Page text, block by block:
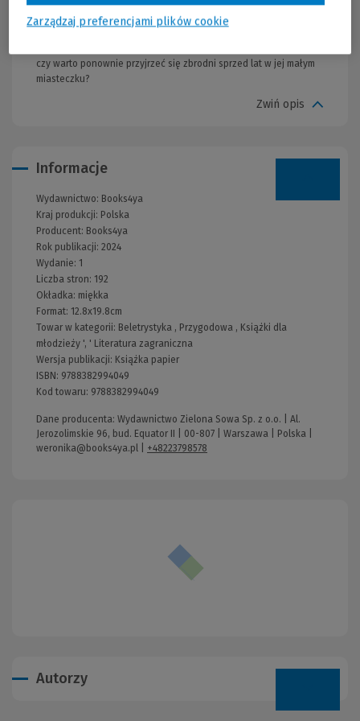
zaczyna gęstnieć, nawet Pip musi przyznać, że dociekanie
prawdy jest uzależniające, a puzzle układające się w podejrzanie
czy warto ponownie przyjrzeć się zbrodni sprzed lat w jej małym
miasteczku?
Zwiń opis
Informacje
Wydawnictwo: Books4ya
Kraj produkcji: Polska
Producent: Books4ya
Rok publikacji: 2024
Wydanie: 1
Liczba stron: 192
Okładka: miękka
Format: 12.8x19.8cm
Towar w kategorii: Beletrystyka , Przygodowa , Książki dla
młodzieży ', ' Literatura zagraniczna
Wersja publikacji: Książka papier
ISBN: 9788382994049
Kod towaru: 9788382994049
Dane producenta: Wydawnictwo Zielona Sowa Sp. z o.o. | Al.
Jerozolimskie 96, bud. Equator II | 00-807 | Warszawa | Polska |
weronika@books4ya.pl
+48223798578
Autorzy
Zarządzaj preferencjami plików cookie